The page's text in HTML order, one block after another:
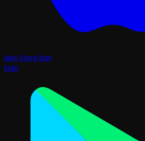
App Store'dan
İndir